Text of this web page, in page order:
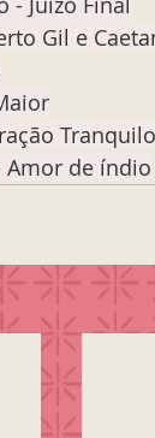
Gil e
Tranquilo
Amor de índio